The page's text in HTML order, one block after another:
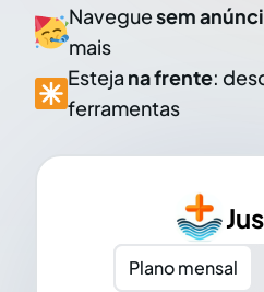
Naveguesem
mais
Esteja na frente:
ferramentas
Plano mensal